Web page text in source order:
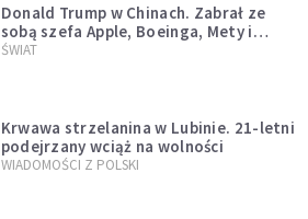
Donald Trump w Chinach. Zabrał ze
sobą szefa Apple, Boeinga, Mety i
Muska
ŚWIAT
Krwawa strzelanina w Lubinie. 21-letni
podejrzany wciąż na wolności
WIADOMOŚCI Z POLSKI